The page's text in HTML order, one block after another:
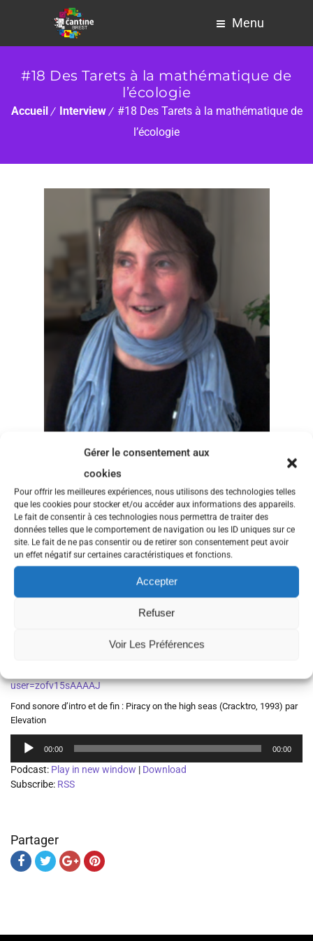
Gérer le consentement aux
cookies
Pour offrir les meilleures expériences, nous utilisons des technologies telles
que les cookies pour stocker et/ou accéder aux informations des appareils.
Le fait de consentir à ces technologies nous permettra de traiter des
données telles que le comportement de navigation ou les ID uniques sur ce
site. Le fait de ne pas consentir ou de retirer son consentement peut avoir
un effet négatif sur certaines caractéristiques et fonctions.
Accepter
Refuser
Voir Les Préférences
Menu
#18 Des Tarets à la mathématique de
l’écologie
Accueil Interview
#18 Des Tarets à la mathématique de
l’écologie
géochimiste.
Elle nous parle de modélisation, de ses travaux sur les mollusques et
en particulier sur les tarets, de comment elle lie mathématiques et
écologie, d’étude d’impact, et de la difficulté de coordonner une
connaissance scientifique, toujours plus vaste mais toujours
parcellaire, avec des prises de décision pour la protection de la
The Entangled Bank Laboratory
ter.com/ecology_revised
user=zofv15sAAAAJ
Fond sonore d’intro et de fin : Piracy on the high seas (Cracktro, 1993) par
Elevation
Lecteur
audio
00:00 00:00
Podcast: Play in new window | Download
Subscribe: RSS
Partager